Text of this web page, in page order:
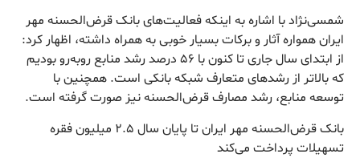
شمسی‌نژاد با اشاره به اینکه فعالیت‌های بانک قرض‌الحسنه مهر
ایران همواره آثار و برکات بسیار خوبی به همراه داشته، اظهار کرد:
از ابتدای سال جاری تا کنون با ۵۶ درصد رشد منابع روبه‌رو بودیم
که بالاتر از رشدهای متعارف شبکه بانکی است. همچنین با
توسعه منابع، رشد مصارف قرض‌الحسنه نیز صورت گرفته است.
بانک قرض‌الحسنه مهر ایران تا پایان سال ۲.۵ میلیون فقره
تسهیلات پرداخت می‌کند